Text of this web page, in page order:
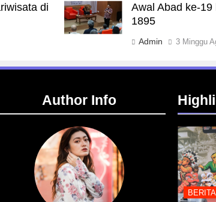
di
Awal Abad ke-19
1895
Admin 3 Minggu
Author Info
BERITA